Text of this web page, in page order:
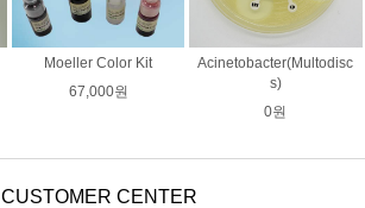
Moeller Color Kit
67,000원
Acinetobacter(Multodisc
s)
0원
CUSTOMER CENTER